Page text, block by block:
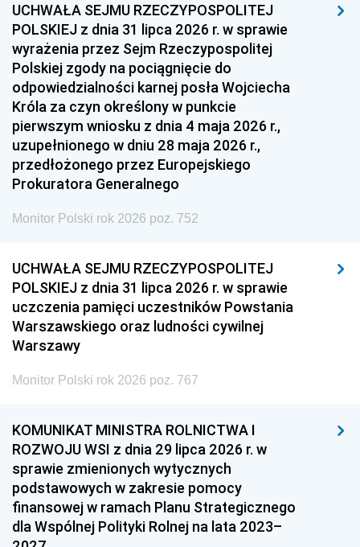
UCHWAŁA SEJMU RZECZYPOSPOLITEJ
POLSKIEJ z dnia 31 lipca 2026 r. w sprawie
wyrażenia przez Sejm Rzeczypospolitej
Polskiej zgody na pociągnięcie do
odpowiedzialności karnej posła Wojciecha
Króla za czyn określony w punkcie
pierwszym wniosku z dnia 4 maja 2026 r.,
uzupełnionego w dniu 28 maja 2026 r.,
przedłożonego przez Europejskiego
Prokuratora Generalnego
Monitor Polski rok 2026 poz. 752
UCHWAŁA SEJMU RZECZYPOSPOLITEJ
POLSKIEJ z dnia 31 lipca 2026 r. w sprawie
uczczenia pamięci uczestników Powstania
Warszawskiego oraz ludności cywilnej
Warszawy
Monitor Polski rok 2026 poz. 767
KOMUNIKAT MINISTRA ROLNICTWA I
ROZWOJU WSI z dnia 29 lipca 2026 r. w
sprawie zmienionych wytycznych
podstawowych w zakresie pomocy
finansowej w ramach Planu Strategicznego
dla Wspólnej Polityki Rolnej na lata 2023–